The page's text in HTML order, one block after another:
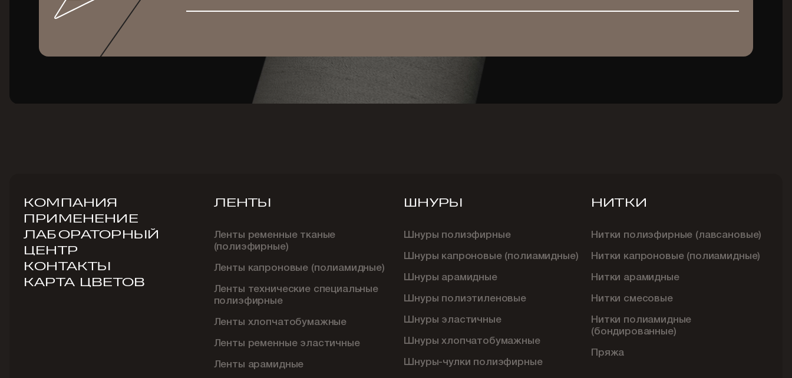
КОМПАНИЯ
ПРИМЕНЕНИЕ
ЛАБОРАТОРНЫЙ
ЦЕНТР
КОНТАКТЫ
КАРТА ЦВЕТОВ
ЛЕНТЫ
Ленты ременные тканые
(полиэфирные)
Ленты капроновые (полиамидные)
Ленты технические специальные
полиэфирные
Ленты хлопчатобумажные
Ленты ременные эластичные
Ленты арамидные
ШНУРЫ
Шнуры полиэфирные
Шнуры капроновые (полиамидные)
Шнуры арамидные
Шнуры полиэтиленовые
Шнуры эластичные
Шнуры хлопчатобумажные
Шнуры-чулки полиэфирные
НИТКИ
Нитки полиэфирные (лавсановые)
Нитки капроновые (полиамидные)
Нитки арамидные
Нитки смесовые
Нитки полиамидные
(бондированные)
Пряжа